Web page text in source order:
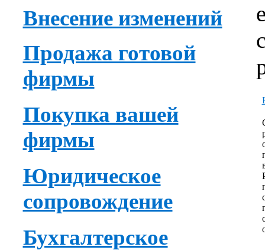
Внесение изменений
Продажа готовой
фирмы
Покупка вашей
фирмы
Юридическое
сопровождение
Бухгалтерское